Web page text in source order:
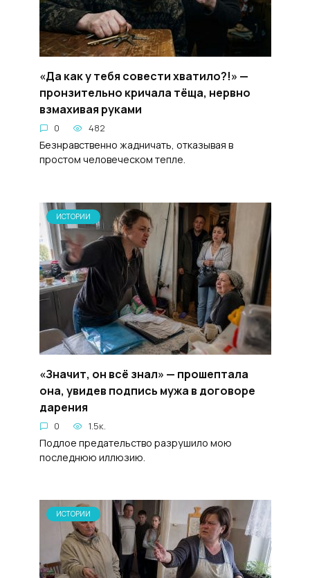
«Да как у тебя совести хватило?!» —
пронзительно кричала тёща, нервно
взмахивая руками
0 482
Безнравственно жадничать, отказывая в
простом человеческом тепле.
ИСТОРИИ
«Значит, он всё знал» — прошептала
она, увидев подпись мужа в договоре
дарения
0 1.5к.
Подлое предательство разрушило мою
последнюю иллюзию.
ИСТОРИИ